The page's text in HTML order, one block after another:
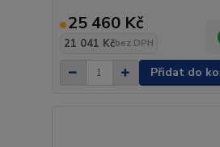
25 460 Kč
21 041 Kčbez DPH
Přidat do